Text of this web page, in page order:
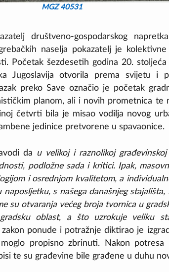
MGZ 40531
društveno-gospodarskog
naselja pokazatelj je
Početak šezdesetih godina 20.
Jugoslavija otvorila prema svijetu i
preko Save označio je početak
planom, ali i novih prometnica te
četvrti bila je misao vodilja novog
jedinice pretvorene u spavaonice.
da u velikoj i raznolikoj
podložne sada i kritici. Ipak,
i osrednjom kvalitetom, a
s našega današnjeg
su otvaranja većeg broja tvornica u
oblast, a što uzrokuje veliku
ponude i potražnje diktirao je
propisno zbrinuti. Nakon potresa
te su građevine bile građene u duhu